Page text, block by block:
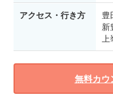
アクセス・行き方
豊
新
上
無料カウ